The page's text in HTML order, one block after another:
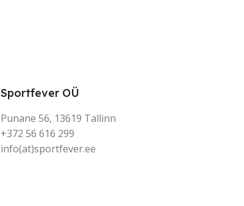
Sportfever OÜ
Punane 56, 13619 Tallinn
+372 56 616 299
info(at)sportfever.ee